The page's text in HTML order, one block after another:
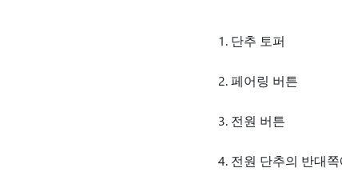
단추 토퍼
페어링 버튼
전원 버튼
전원 단추의 반대